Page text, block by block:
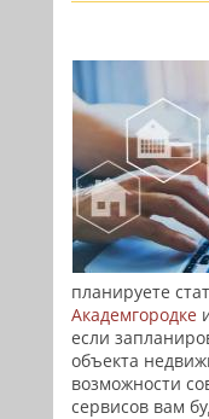
планируете
Академгородке
если
объекта
возможности
сервисов вам